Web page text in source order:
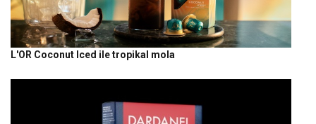
L'OR Coconut Iced ile tropikal mola